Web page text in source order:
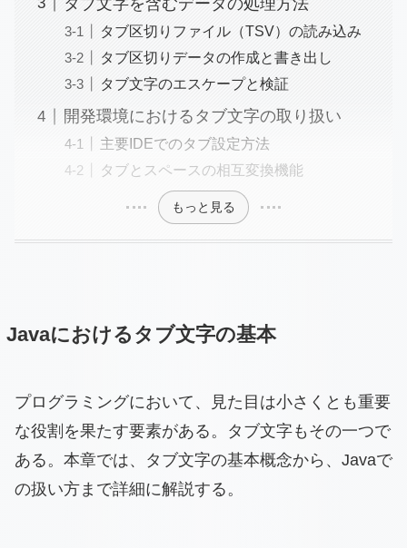
タブ文字を含むデータの処理方法
タブ区切りファイル（TSV）の読み込み
タブ区切りデータの作成と書き出し
タブ文字のエスケープと検証
開発環境におけるタブ文字の取り扱い
主要IDEでのタブ設定方法
タブとスペースの相互変換機能
もっと見る
Javaにおけるタブ文字の基本
プログラミングにおいて、見た目は小さくとも重要
な役割を果たす要素がある。タブ文字もその一つで
ある。本章では、タブ文字の基本概念から、Javaで
の扱い方まで詳細に解説する。